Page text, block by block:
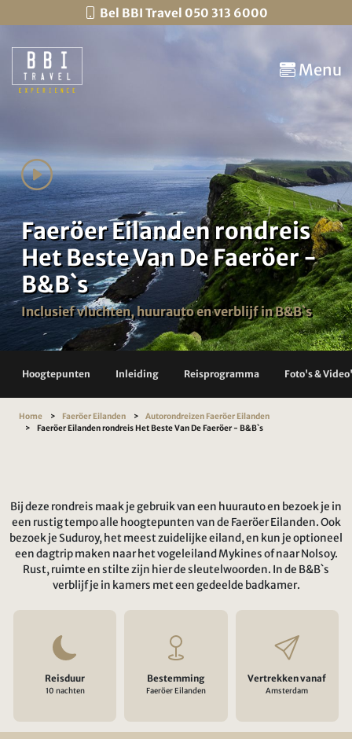
Bel BBI Travel 050 313 6000
Menu
Faeröer Eilanden rondreis
Het Beste Van De Faeröer -
B&B`s
Inclusief vluchten, huurauto en verblijf in B&B`s
Hoogtepunten Inleiding Reisprogramma Foto's &
Home Faeröer Eilanden
Autorondreizen Faeröer Eilanden
Faeröer Eilanden rondreis Het Beste Van De Faeröer - B&B`s
Bij deze rondreis maak je gebruik van een huurauto en bezoek je in
een rustig tempo alle hoogtepunten van de Faeröer Eilanden. Ook
bezoek je Suduroy, het meest zuidelijke eiland, en kun je optioneel
een dagtrip maken naar het vogeleiland Mykines of naar Nolsoy.
Rust, ruimte en stilte zijn hier de sleutelwoorden. In de B&B`s
verblijf je in kamers met een gedeelde badkamer.
Reisduur
10 nachten
Bestemming
Faeröer Eilanden
Vertrekken vanaf
Amsterdam